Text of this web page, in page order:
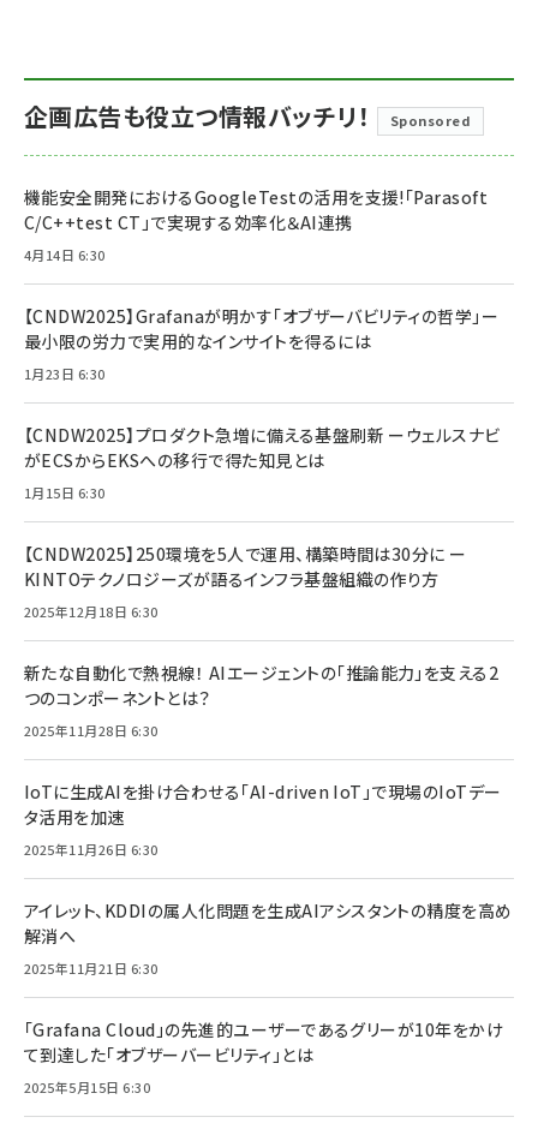
企画広告も役立つ情報バッチリ！ Sponsored
機能安全開発におけるGoogleTestの活用を支援!「Parasoft
C/C++test CT」で実現する効率化＆AI連携
4月14日 6:30
【CNDW2025】Grafanaが明かす「オブザーバビリティの哲学」ー
最小限の労力で実用的なインサイトを得るには
1月23日 6:30
【CNDW2025】プロダクト急増に備える基盤刷新 ーウェルスナビ
がECSからEKSへの移行で得た知見とは
1月15日 6:30
【CNDW2025】250環境を5人で運用、構築時間は30分に ー
KINTOテクノロジーズが語るインフラ基盤組織の作り方
2025年12月18日 6:30
新たな自動化で熱視線！ AIエージェントの「推論能力」を支える2
つのコンポーネントとは？
2025年11月28日 6:30
IoTに生成AIを掛け合わせる「AI-driven IoT」で現場のIoTデー
タ活用を加速
2025年11月26日 6:30
アイレット、KDDIの属人化問題を生成AIアシスタントの精度を高め
解消へ
2025年11月21日 6:30
「Grafana Cloud」の先進的ユーザーであるグリーが10年をかけ
て到達した「オブザーバービリティ」とは
2025年5月15日 6:30